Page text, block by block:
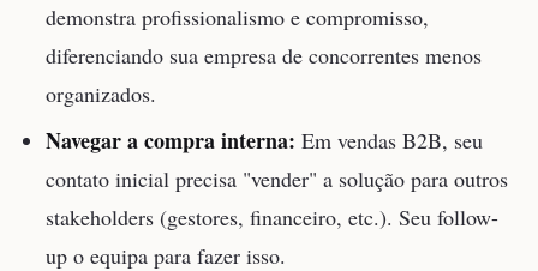
demonstra profissionalismo e compromisso,
diferenciando sua empresa de concorrentes menos
organizados.
Navegar a compra interna: Em vendas B2B, seu
contato inicial precisa "vender" a solução para outros
stakeholders (gestores, financeiro, etc.). Seu follow-
up o equipa para fazer isso.